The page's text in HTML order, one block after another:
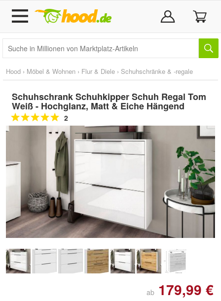
Hood › Möbel & Wohnen › Flur & Diele › Schuhschränke & -regale
Schuhschrank Schuhkipper Schuh Regal Tom
Weiß - Hochglanz, Matt & Eiche Hängend
2
ab 179,99 €